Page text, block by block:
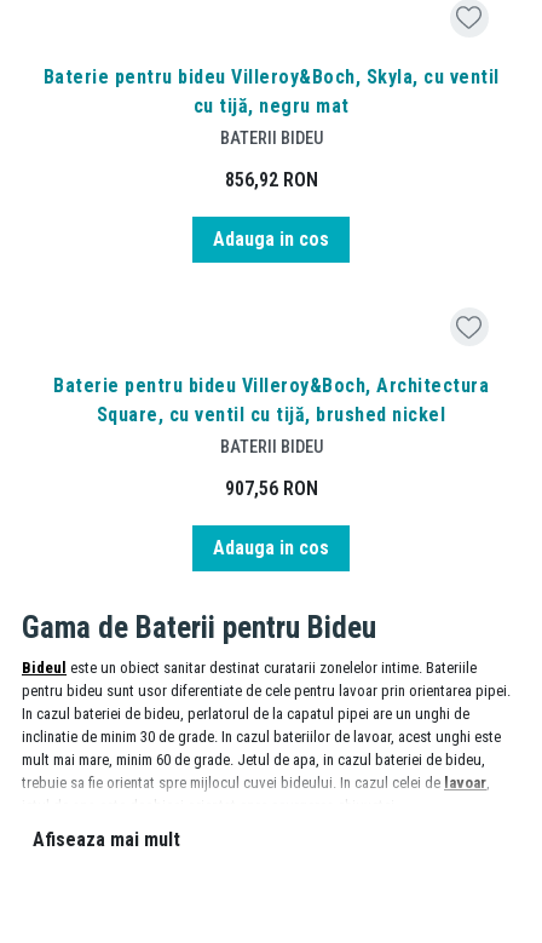
Baterie pentru bideu Villeroy&Boch, Skyla, cu ventil
cu tijă, negru mat
BATERII BIDEU
856,92 RON
Adauga in cos
Baterie pentru bideu Villeroy&Boch, Architectura
Square, cu ventil cu tijă, brushed nickel
BATERII BIDEU
907,56 RON
Adauga in cos
Gama de Baterii pentru Bideu
Bideul este un obiect sanitar destinat curatarii zonelelor intime. Bateriile
pentru bideu sunt usor diferentiate de cele pentru lavoar prin orientarea pipei.
In cazul bateriei de bideu, perlatorul de la capatul pipei are un unghi de
inclinatie de minim 30 de grade. In cazul bateriilor de lavoar, acest unghi este
mult mai mare, minim 60 de grade. Jetul de apa, in cazul bateriei de bideu,
trebuie sa fie orientat spre mijlocul cuvei bideului. In cazul celei de lavoar
jetul de apa este deobicei orientat spre scurgerea chiuvetei.
Baterii bideu calitative
Afiseaza mai mult